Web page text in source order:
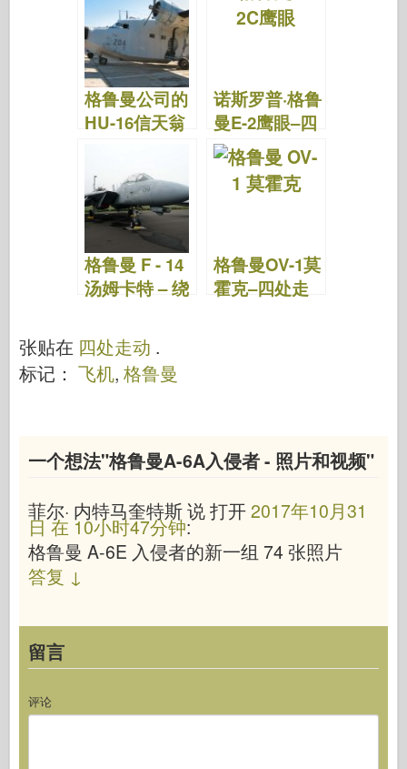
格鲁曼公司的
HU-16信天翁
诺斯罗普·格鲁
曼E-2鹰眼–四
处走动
格鲁曼 F - 14
汤姆卡特 – 绕
格鲁曼OV-1莫
霍克–四处走
张贴在 四处走动 .
标记： 飞机, 格鲁曼
一个想法"格鲁曼A-6A入侵者 - 照片和视频"
菲尔· 内特马奎特斯说打开2017年10月31
日 在 10小时47分钟:
格鲁曼 A-6E 入侵者的新一组 74 张照片
答复 ↓
留言
评论